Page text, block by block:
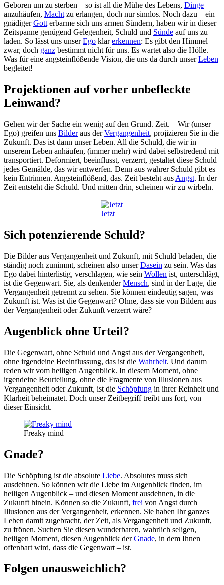
Geboren um zu sterben – so ist all die Mühe des Lebens, Dinge
anzuhäufen, Macht zu erlangen, doch nur sinnlos. Noch dazu – ein
gnädigerGott erbarme sich uns armen Sündern, haben wir in dieser
Zeitspanne genügend Gelegenheit, Schuld und Sünde auf uns zu
laden. So lässt uns unserEgo klarerkennen: Es gibt den Himmel
zwar, doch ganz bestimmt nicht für uns. Es wartet also die Hölle.
Was für eine angsteinflößende Vision, die uns da durch unserLeben
begleitet!
Projektionen auf vorher unbefleckte
Leinwand?
Gehen wir der Sache ein wenig auf den Grund. Zeit. – Wir (unser
Ego) greifen uns Bilderaus derVergangenheit, projizieren Sie in die
Zukunft. Das ist dann unser Leben. All die Schuld, die wir in
unserem Leben anhäufen, (immer mehr) wird dabei selbstredend mit
transportiert. Deformiert, beeinflusst, verzerrt, gestaltet diese Schuld
jedes Gemälde, das wir entwerfen. Denn aus wahrer Schuld gibt es
kein Entrinnen. Angsteinflößend, das. Zeit besteht aus Angst. In der
Zeit entsteht die Schuld. Und mitten drin, scheinen wir zu wirbeln.
Jetzt
Sich potenzierende Schuld?
Die Bilder aus Vergangenheit und Zukunft, mit Schuld beladen, die
ständig noch zunimmt, scheinen also unserDasein zu sein. Was das
Ego dabei hinterlistig, verschlagen, wie sein Wollen ist, unterschlägt,
ist die Gegenwart. Sie, als denkenderMensch, sind in der Lage, die
Vergangenheit getrennt zu sehen. Sie können eindeutig sagen, was
Zukunft ist. Was ist die Gegenwart? Ohne, dass sie von Bildern aus
der Vergangenheit oder Zukunft verzerrt wäre?
Augenblick ohne Urteil?
Die Gegenwart, ohne Schuld und Angst aus der Vergangenheit,
ohne irgendeine Beeinflussung, das ist die Wahrheit. Und darum
reden wir vom heiligen Augenblick. In diesem Moment, ohne
irgendeine Beurteilung, ohne die Fragmente von Illusionen aus
Vergangenheit oder Zukunft, ist die Schöpfung in ihrer Reinheit und
Klarheit beheimatet. Doch unser Zeitbegriff treibt uns fort, von
dieser Einsicht.
Freaky mind
Gnade?
Die Schöpfung ist die absolute Liebe. Absolutes muss sich
ausdehnen. So können wir die Liebe im Augenblick finden, im
heiligen Augenblick – und diesen Moment ausdehnen, in die
Zukunft hinein. Können so die Zukunft, frei von Angst durch
Illusionen aus der Vergangenheit, erkennen. Sie haben Ihr ganzes
Leben damit zugebracht, der Zeit, als Vergangenheit und Zukunft,
zu frönen. Suchen Sie diesen wunderbaren, wahrlich seligen,
heiligen Moment, diesen Augenblick derGnade, in dem Ihnen
offenbart wird, dass die Gegenwart – ist.
Folgen unausweichlich?